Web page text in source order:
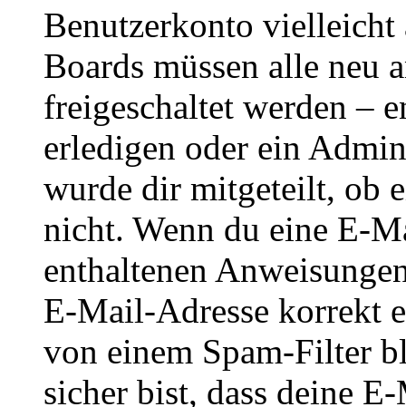
Benutzerkonto
Boards müssen alle neu
freigeschaltet werden –
erledigen oder ein
wurde dir mitgeteilt, ob
nicht. Wenn du eine E-
enthaltenen
E-Mail-Adresse korrekt
von einem Spam-Filter
sicher bist, dass deine